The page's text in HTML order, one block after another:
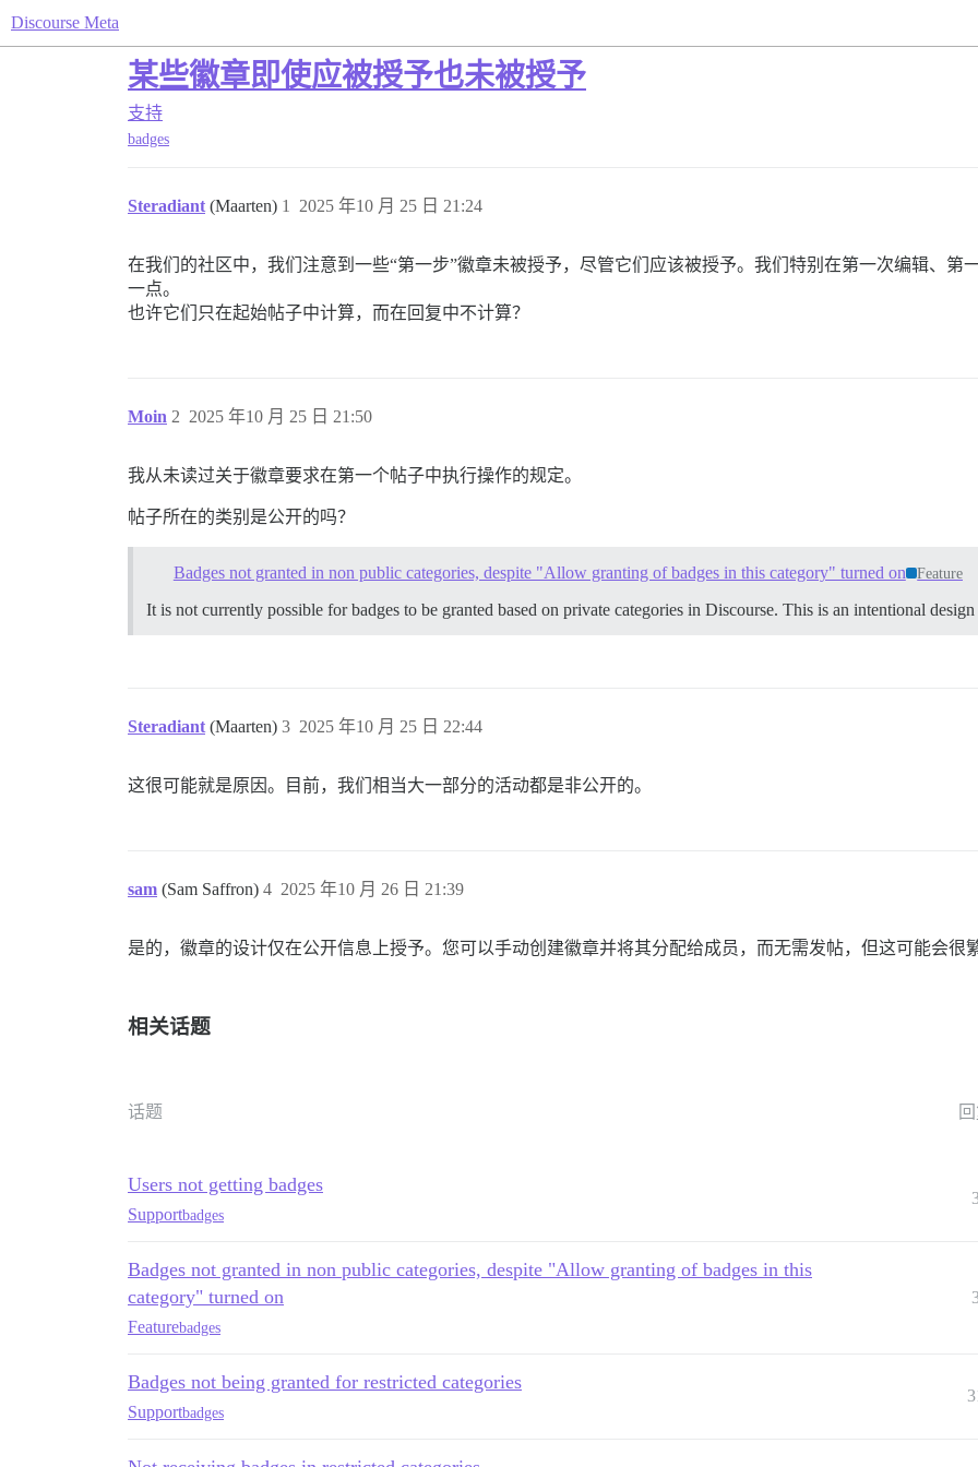
Discourse Meta
某些徽章即使应被授予也未被授予
支持
badges
Steradiant (Maarten) 2025 年10 月 25 日 21:24
1
在我们的社区中，我们注意到一些“第一步”徽章未被授予，尽管它们应该被授予。我们特别在第一次编辑、第
一点。
也许它们只在起始帖子中计算，而在回复中不计算？
Moin 2025 年10 月 25 日 21:50
2
我从未读过关于徽章要求在第一个帖子中执行操作的规定。
帖子所在的类别是公开的吗？
Badges not granted in non public categories, despite "Allow granting of badges in this category" turned on Feature
It is not currently possible for badges to be granted based on private categories in Discourse. This is an intentional
Steradiant (Maarten) 2025 年10 月 25 日 22:44
3
这很可能就是原因。目前，我们相当大一部分的活动都是非公开的。
sam (Sam Saffron) 2025 年10 月 26 日 21:39
4
是的，徽章的设计仅在公开信息上授予。您可以手动创建徽章并将其分配给成员，而无需发帖，但这可能会很
相关话题
话题
Users not getting badges
Supportbadges
Badges not granted in non public categories, despite "Allow granting of badges in this
category" turned on
Featurebadges
Badges not being granted for restricted categories
Supportbadges